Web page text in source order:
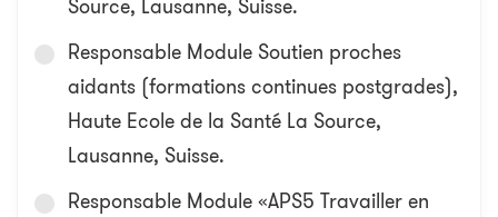
Source, Lausanne, Suisse.
Responsable Module Soutien proches
aidants (formations continues postgrades),
Haute Ecole de la Santé La Source,
Lausanne, Suisse.
Responsable Module «APS5 Travailler en